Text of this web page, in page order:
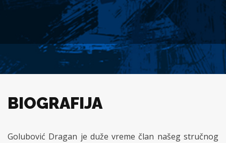
BIOGRAFIJA
Golubović Dragan je duže vreme član našeg stručnog